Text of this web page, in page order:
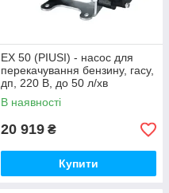
EX 50 (PIUSI) - насос для
перекачування бензину, гасу,
дп, 220 В, до 50 л/хв
В наявності
20 919 ₴
Купити